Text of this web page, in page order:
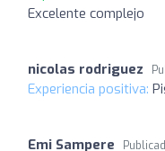
Excelente complejo
nicolas rodriguez
Experiencia positiva:
Emi Sampere